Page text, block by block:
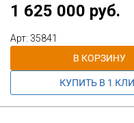
1 625 000 руб.
Арт: 35841